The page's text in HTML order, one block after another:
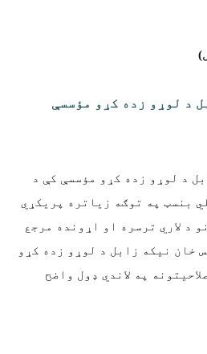
د لوړو زده کړو مؤسسې
د لوړو زده کړو مؤسسې کې د
بنسټ په توګه زیاتره پریکړي
د لاري ترسره او اړونده مرجع
خان نیکه زابل د لوړو زده کړو
په لاندي ډول واضح